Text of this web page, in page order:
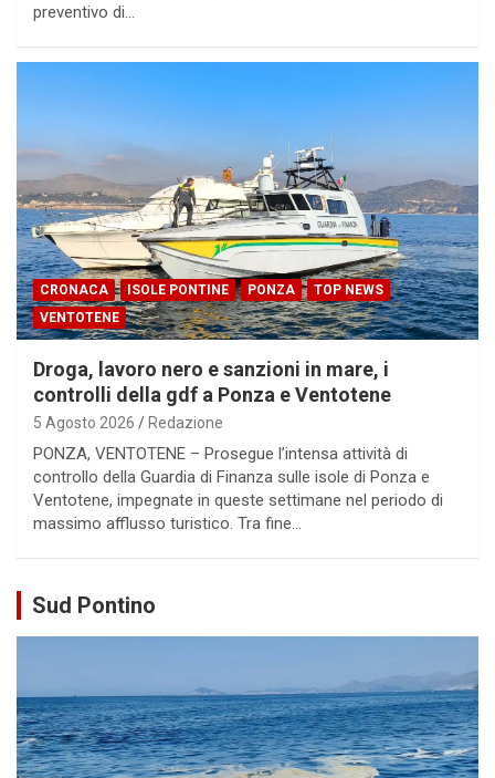
preventivo di…
CRONACA ISOLE PONTINE PONZA
TOP NEWS
VENTOTENE
Droga, lavoro nero e sanzioni in mare, i
controlli della gdf a Ponza e Ventotene
5 Agosto 2026 Redazione
PONZA, VENTOTENE – Prosegue l’intensa attività di
controllo della Guardia di Finanza sulle isole di Ponza e
Ventotene, impegnate in queste settimane nel periodo di
massimo afflusso turistico. Tra fine…
Sud Pontino